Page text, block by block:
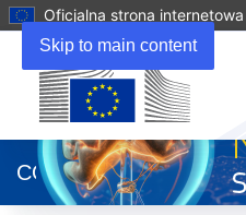
Skip to main content
Oficjalna strona internetowa
otworzy
się
w
CORDIS